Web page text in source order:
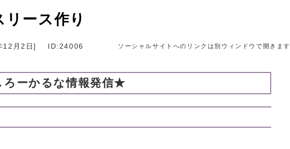
ース作り
12月2日] ID:24006 ソーシャルサイトへのリンクは別ウィンドウで開きます
ろーかるな情報発信★